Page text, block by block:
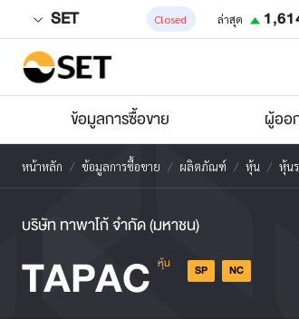
SET Closed ล่าสุด
ข้อมูลการซื้อขาย ผู้ออ
หน้าหลัก ข้อมูลการซื้อขาย ผลิตภัณฑ์ หุ้น หุ้น
บริษัท ทาพาโก้ จำกัด (มหาชน)
TAPAC หุ้น SP NC